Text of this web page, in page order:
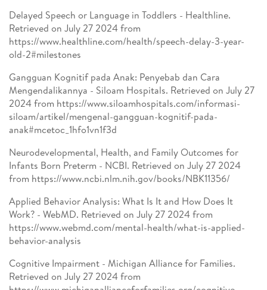
Delayed Speech or Language in Toddlers - Healthline.
Retrieved on July 27 2024 from
https://www.healthline.com/health/speech-delay-3-year-
old-2#milestones
Gangguan Kognitif pada Anak: Penyebab dan Cara
Mengendalikannya - Siloam Hospitals. Retrieved on July 27
2024 from https://www.siloamhospitals.com/informasi-
siloam/artikel/mengenal-gangguan-kognitif-pada-
anak#mcetoc_1hfo1vn1f3d
Neurodevelopmental, Health, and Family Outcomes for
Infants Born Preterm - NCBI. Retrieved on July 27 2024
from https://www.ncbi.nlm.nih.gov/books/NBK11356/
Applied Behavior Analysis: What Is It and How Does It
Work? - WebMD. Retrieved on July 27 2024 from
https://www.webmd.com/mental-health/what-is-applied-
behavior-analysis
Cognitive Impairment - Michigan Alliance for Families.
Retrieved on July 27 2024 from